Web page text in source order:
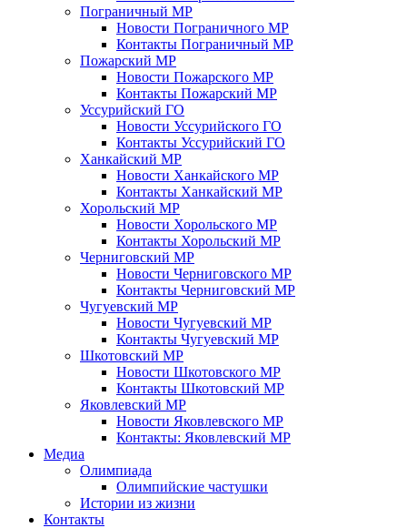
Пограничный МР
Новости Пограничного МР
Контакты Пограничный МР
Пожарский МР
Новости Пожарского МР
Контакты Пожарский МР
Уссурийский ГО
Новости Уссурийского ГО
Контакты Уссурийский ГО
Ханкайский МР
Новости Ханкайского МР
Контакты Ханкайский МР
Хорольский МР
Новости Хорольского МР
Контакты Хорольский МР
Черниговский МР
Новости Черниговского МР
Контакты Черниговский МР
Чугуевский МР
Новости Чугуевский МР
Контакты Чугуевский МР
Шкотовский МР
Новости Шкотовского МР
Контакты Шкотовский МР
Яковлевский МР
Новости Яковлевского МР
Контакты: Яковлевский МР
Медиа
Олимпиада
Олимпийские частушки
Истории из жизни
Контакты